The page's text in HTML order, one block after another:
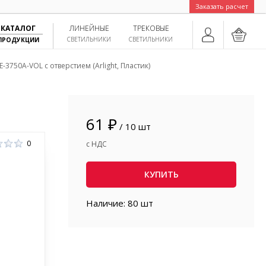
Заказать расчет
ТРЕКОВЫЕ
СВЕТИЛЬНИКИ
ЛИНЕЙНЫЕ
СВЕТИЛЬНИКИ
КАТАЛОГ
3750A-VOL с отверстием (Arlight, Пластик)
0
61 ₽ / 10 шт
с НДС
КУПИТЬ
Наличие: 80 шт